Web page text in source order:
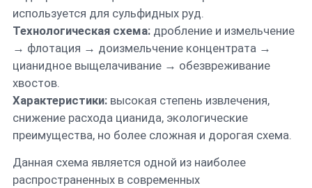
используется для сульфидных руд.
Технологическая схема: дробление и измельчение
→ флотация → доизмельчение концентрата →
цианидное выщелачивание → обезвреживание
хвостов.
Характеристики: высокая степень извлечения,
снижение расхода цианида, экологические
преимущества, но более сложная и дорогая схема.
Данная схема является одной из наиболее
распространенных в современных